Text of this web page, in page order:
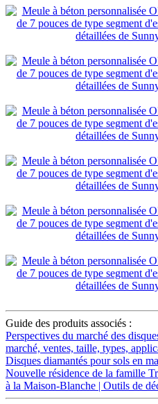
Guide des produits associés :
Perspectives du marché des
marché, ventes, taille, types,
Disques diamantés pour sols en
Nouvelle résidence de la famille
à la Maison-Blanche | Outils de